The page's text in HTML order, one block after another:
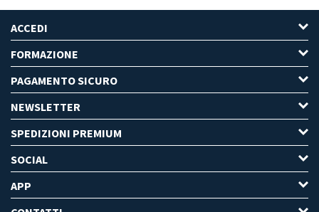
ACCEDI
FORMAZIONE
PAGAMENTO SICURO
NEWSLETTER
SPEDIZIONI PREMIUM
SOCIAL
APP